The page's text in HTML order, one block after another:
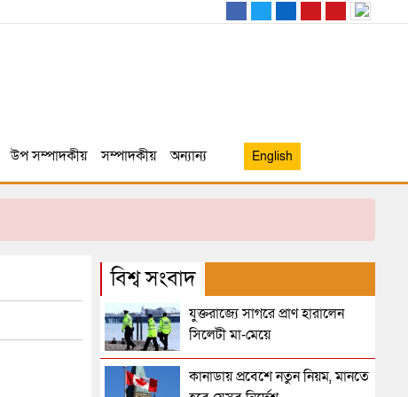
উপ সম্পাদকীয় সম্পাদকীয় অন্যান্য English
বিশ্ব সংবাদ
যুক্তরাজ্যে সাগরে প্রাণ হারালেন
সিলেটী মা-মেয়ে
কানাডায় প্রবেশে নতুন নিয়ম, মানতে